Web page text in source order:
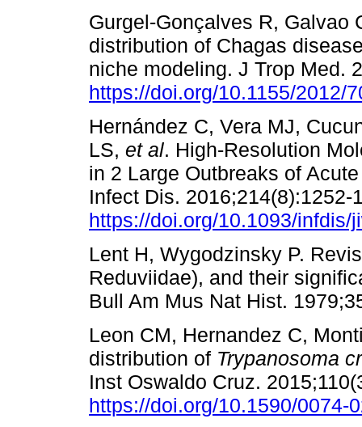
Gurgel-Gonçalves R, Galvao
distribution of Chagas
niche modeling. J Trop Med.
https://doi.org/10.1155/2012/
Hernández C, Vera MJ,
LS, et al. High-Resolution
in 2 Large Outbreaks of
Infect Dis. 2016;214(8):1252-
https://doi.org/10.1093/infdis/
Lent H, Wygodzinsky P.
Reduviidae), and their
Bull Am Mus Nat Hist.
Leon CM, Hernandez C,
distribution of Trypanosoma
Inst Oswaldo Cruz.
https://doi.org/10.1590/0074-